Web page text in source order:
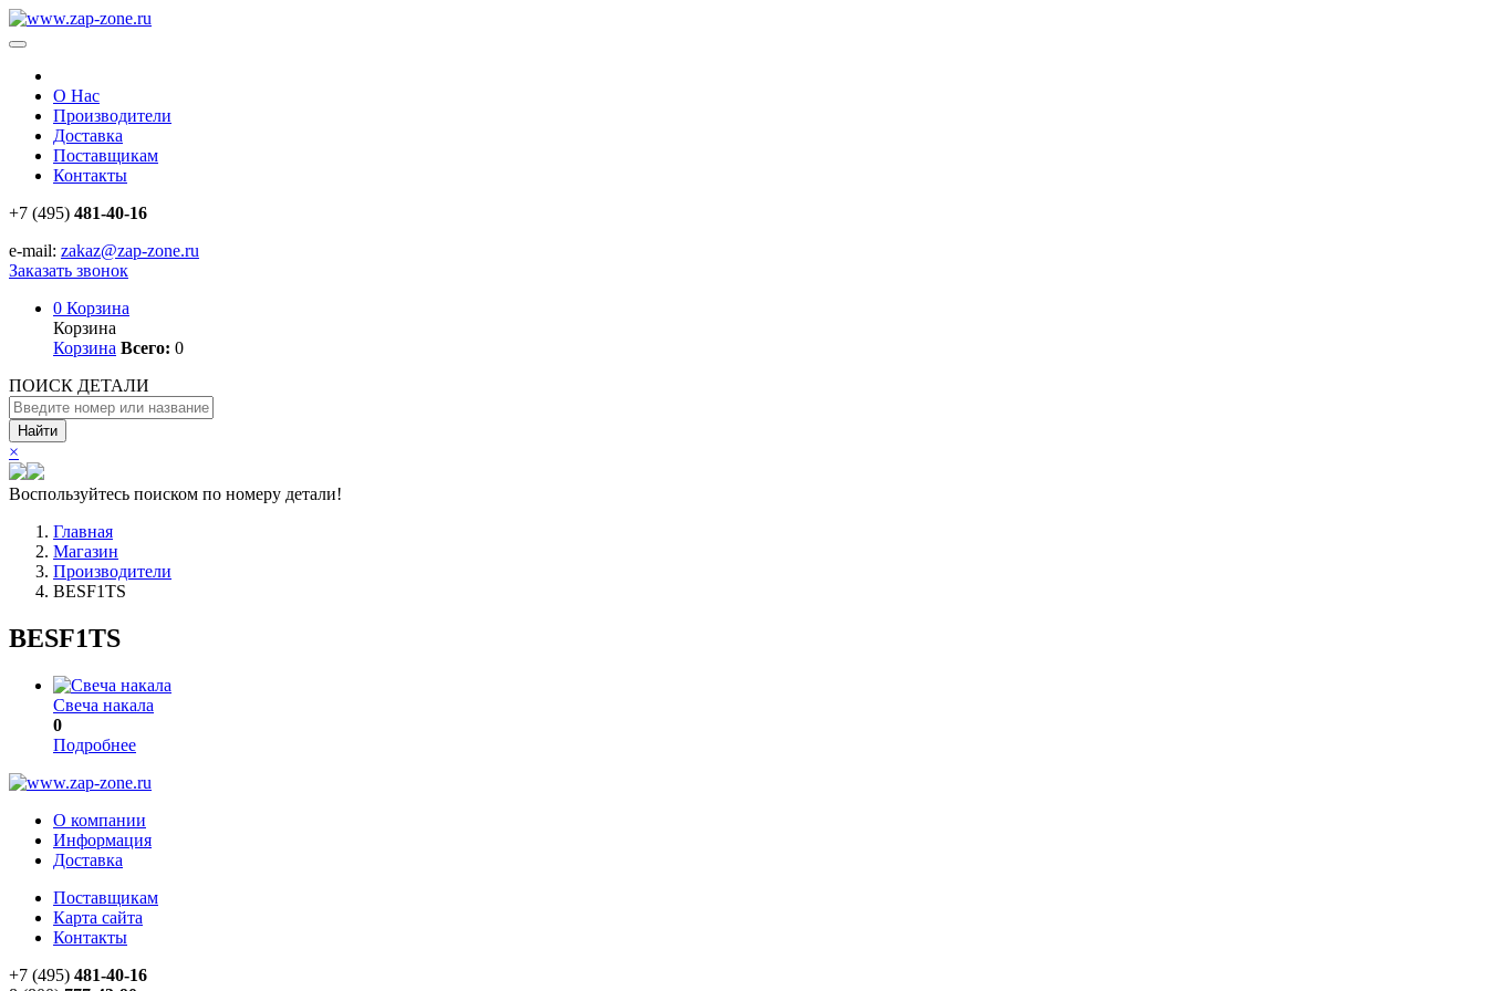
О Нас
Производители
Доставка
Поставщикам
Контакты
+7 (495) 481-40-16
e-mail: zakaz@zap-zone.ru
Заказать звонок
0 Корзина
Корзина
Корзина Всего: 0
ПОИСК ДЕТАЛИ
Найти
×
Воспользуйтесь поиском по номеру детали!
Главная
Магазин
Производители
BESF1TS
BESF1TS
Свеча накала
0
Подробнее
О компании
Информация
Доставка
Поставщикам
Карта сайта
Контакты
+7 (495) 481-40-16